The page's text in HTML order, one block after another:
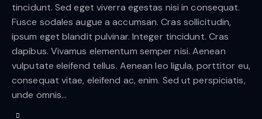
tincidunt. Sed eget viverra egestas nisi in consequat.
Fusce sodales augue a accumsan. Cras sollicitudin,
ipsum eget blandit pulvinar. Integer tincidunt. Cras
dapibus. Vivamus elementum semper nisi. Aenean
vulputate eleifend tellus. Aenean leo ligula, porttitor eu,
consequat vitae, eleifend ac, enim. Sed ut perspiciatis,
unde omnis…